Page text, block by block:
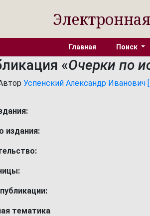
Главная Поиск
«Очерки по
Успенский Александр Иванович
издания:
тематика